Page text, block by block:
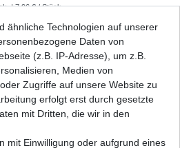
| 7,96 € / Stück
Hiflo HF138C HF 138C Chrom
€ 12,82 € *
ähnliche Technologien auf unserer
Daten von
(z.B. IP-Adresse), um z.B.
Medien von
Zugriffe auf unsere Website zu
erfolgt erst durch gesetzte
mit Dritten, die wir in den
mit Einwilligung oder aufgrund eines